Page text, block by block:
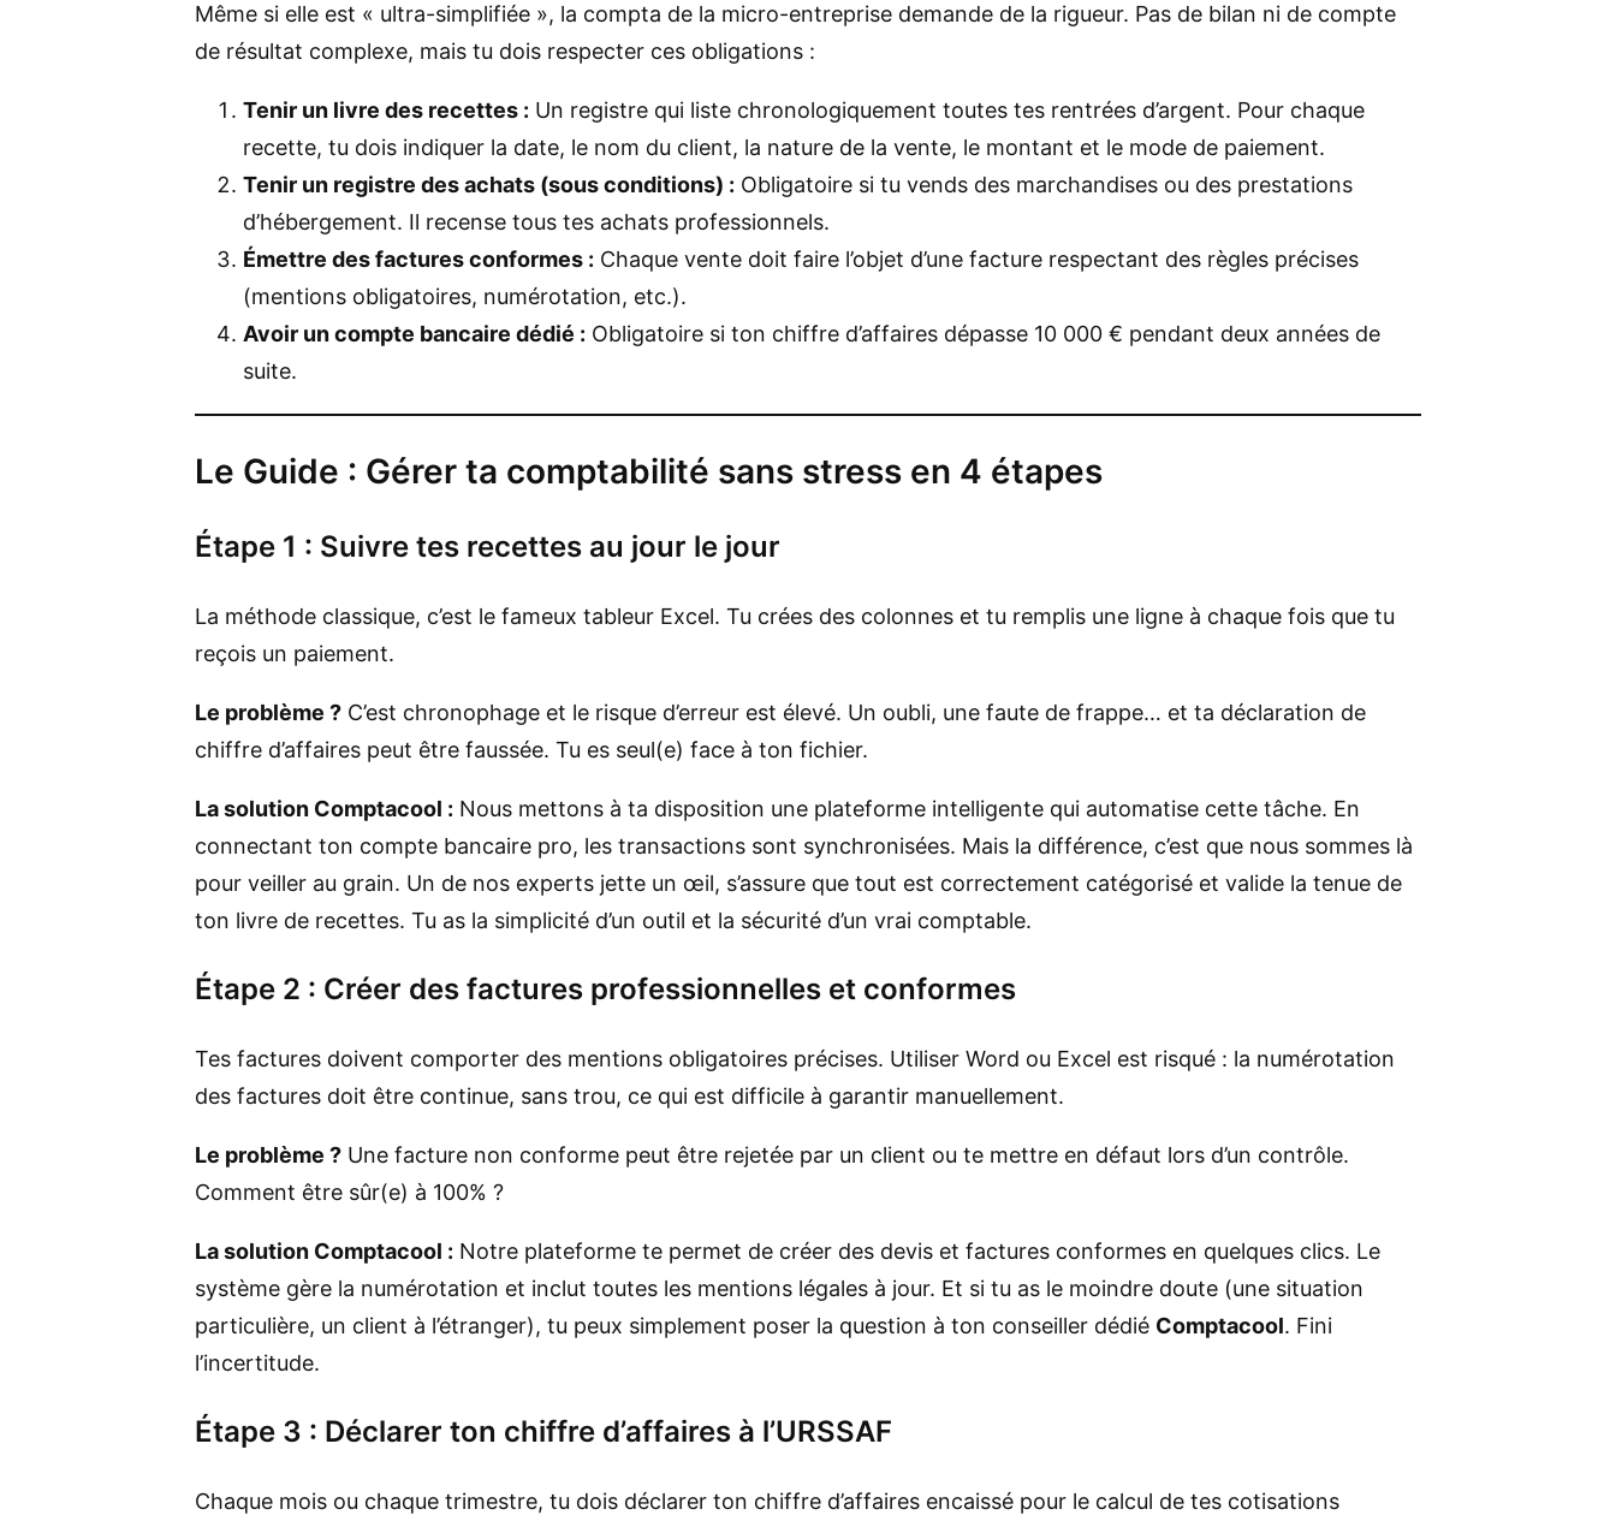
Même si elle est « ultra-simplifiée », la compta de la micro-entreprise demande de la rigueur. Pas de bilan ni de compte
de résultat complexe, mais tu dois respecter ces obligations :
Tenir un livre des recettes : Un registre qui liste chronologiquement toutes tes rentrées d’argent. Pour chaque
recette, tu dois indiquer la date, le nom du client, la nature de la vente, le montant et le mode de paiement.
Tenir un registre des achats (sous conditions) : Obligatoire si tu vends des marchandises ou des prestations
d’hébergement. Il recense tous tes achats professionnels.
Émettre des factures conformes : Chaque vente doit faire l’objet d’une facture respectant des règles précises
(mentions obligatoires, numérotation, etc.).
Avoir un compte bancaire dédié : Obligatoire si ton chiffre d’affaires dépasse 10 000 € pendant deux années de
suite.
Le Guide : Gérer ta comptabilité sans stress en 4 étapes
Étape 1 : Suivre tes recettes au jour le jour
La méthode classique, c’est le fameux tableur Excel. Tu crées des colonnes et tu remplis une ligne à chaque fois que tu
reçois un paiement.
Le problème ? C’est chronophage et le risque d’erreur est élevé. Un oubli, une faute de frappe… et ta déclaration de
chiffre d’affaires peut être faussée. Tu es seul(e) face à ton fichier.
La solution Comptacool : Nous mettons à ta disposition une plateforme intelligente qui automatise cette tâche. En
connectant ton compte bancaire pro, les transactions sont synchronisées. Mais la différence, c’est que nous sommes là
pour veiller au grain. Un de nos experts jette un œil, s’assure que tout est correctement catégorisé et valide la tenue de
ton livre de recettes. Tu as la simplicité d’un outil et la sécurité d’un vrai comptable.
Étape 2 : Créer des factures professionnelles et conformes
Tes factures doivent comporter des mentions obligatoires précises. Utiliser Word ou Excel est risqué : la numérotation
des factures doit être continue, sans trou, ce qui est difficile à garantir manuellement.
Le problème ? Une facture non conforme peut être rejetée par un client ou te mettre en défaut lors d’un contrôle.
Comment être sûr(e) à 100% ?
La solution Comptacool : Notre plateforme te permet de créer des devis et factures conformes en quelques clics. Le
système gère la numérotation et inclut toutes les mentions légales à jour. Et si tu as le moindre doute (une situation
particulière, un client à l’étranger), tu peux simplement poser la question à ton conseiller dédié Comptacool. Fini
l’incertitude.
Étape 3 : Déclarer ton chiffre d’affaires à l’URSSAF
Chaque mois ou chaque trimestre, tu dois déclarer ton chiffre d’affaires encaissé pour le calcul de tes cotisations